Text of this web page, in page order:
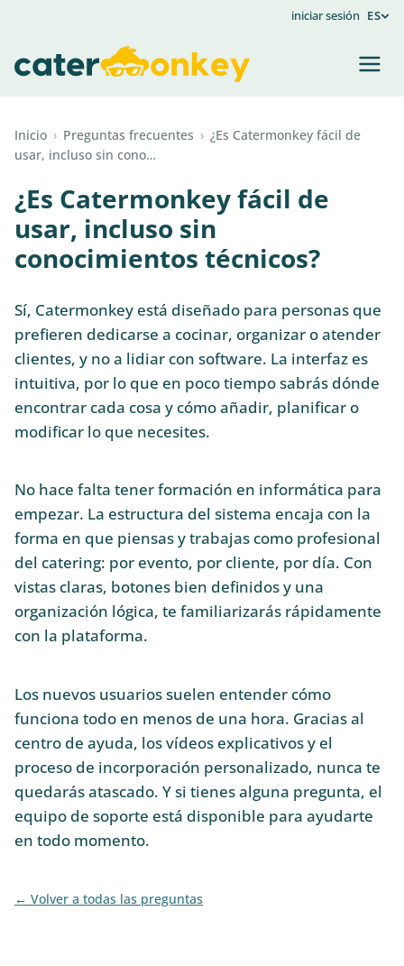
iniciar sesión ES
Inicio › Preguntas frecuentes › ¿Es Catermonkey fácil de
usar, incluso sin cono…
¿Es Catermonkey fácil de
usar, incluso sin
conocimientos técnicos?
Sí, Catermonkey está diseñado para personas que
prefieren dedicarse a cocinar, organizar o atender
clientes, y no a lidiar con software. La interfaz es
intuitiva, por lo que en poco tiempo sabrás dónde
encontrar cada cosa y cómo añadir, planificar o
modificar lo que necesites.
No hace falta tener formación en informática para
empezar. La estructura del sistema encaja con la
forma en que piensas y trabajas como profesional
del catering: por evento, por cliente, por día. Con
vistas claras, botones bien definidos y una
organización lógica, te familiarizarás rápidamente
con la plataforma.
Los nuevos usuarios suelen entender cómo
funciona todo en menos de una hora. Gracias al
centro de ayuda, los vídeos explicativos y el
proceso de incorporación personalizado, nunca te
quedarás atascado. Y si tienes alguna pregunta, el
equipo de soporte está disponible para ayudarte
en todo momento.
Volver a todas las preguntas